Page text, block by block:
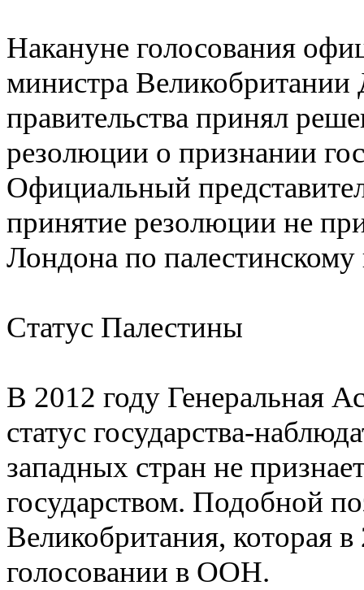
Накануне голосования
министра Великобритании
правительства принял
резолюции о признании
Официальный
принятие резолюции не
Лондона по палестинскому
Статус Палестины
В 2012 году Генеральная
статус государства-
западных стран не
государством. Подобной
Великобритания, которая
голосовании в ООН.